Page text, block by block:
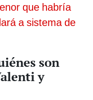
que habría
a sistema de
son
y